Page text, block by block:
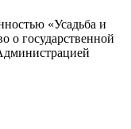
«Усадьба и
о государственной